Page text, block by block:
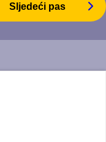
Sljedeći pas